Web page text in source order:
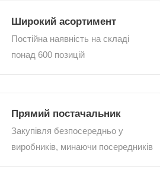
Широкий асортимент
Постійна наявність на складі
понад 600 позицій
Прямий постачальник
Закупівля безпосередньо у
виробників, минаючи посередників